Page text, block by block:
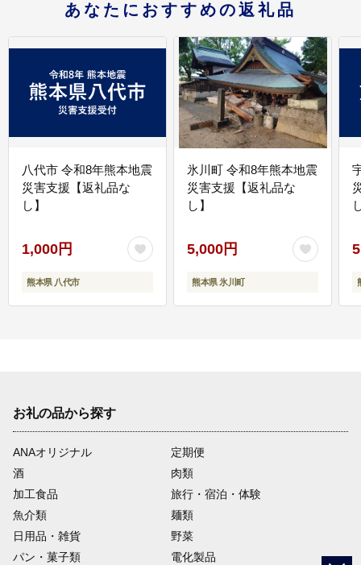
あなたにおすすめの返礼品
八代市 令和8年熊本地震
災害支援【返礼品な
し】
1,000円
熊本県 八代市
氷川町 令和8年熊本地震
災害支援【返礼品な
し】
5,000円
熊本県 氷川町
お礼の品から探す
ANAオリジナル
定期便
酒
肉類
加工食品
旅行・宿泊・体験
魚介類
麺類
日用品・雑貨
野菜
パン・菓子類
電化製品